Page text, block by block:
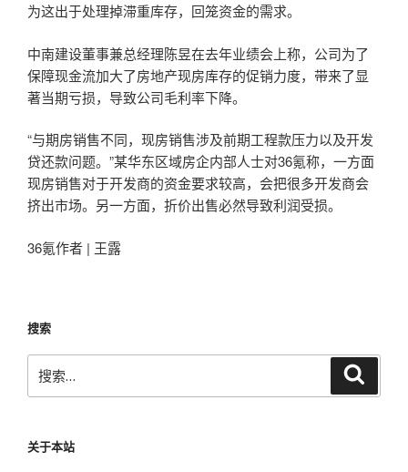
为这出于处理掉滞重库存，回笼资金的需求。
中南建设董事兼总经理陈昱在去年业绩会上称，公司为了
保障现金流加大了房地产现房库存的促销力度，带来了显
著当期亏损，导致公司毛利率下降。
“与期房销售不同，现房销售涉及前期工程款压力以及开发
贷还款问题。”某华东区域房企内部人士对36氪称，一方面
现房销售对于开发商的资金要求较高，会把很多开发商会
挤出市场。另一方面，折价出售必然导致利润受损。
36氪作者 | 王露
搜索
搜
索：
关于本站